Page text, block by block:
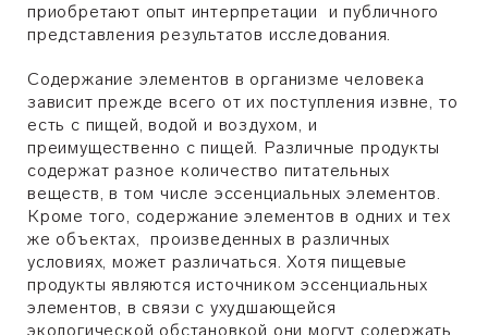
приобретают опыт интерпретации ипубличного
представлениярезультатов исследования.
Содержание элементов в организме человека
зависитпрежде всего от их поступления извне, то
есть с пищей, водой и воздухом, и
преимущественно с пищей. Различные продукты
содержат разное количество питательных
веществ, в том числе эссенциальных элементов.
Кроме того, содержание элементов в одних и тех
же объектах, произведенных в различных
условиях, может различаться. Хотя пищевые
продукты являются источником эссенциальных
элементов, в связи с ухудшающейся
экологической обстановкой они могут содержать